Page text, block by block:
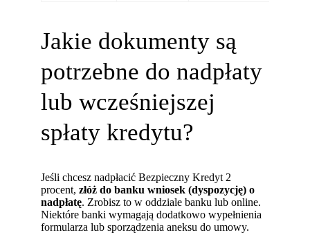
Jakie dokumenty są
potrzebne do nadpłaty
lub wcześniejszej
spłaty kredytu?
Jeśli chcesz nadpłacić Bezpieczny Kredyt 2
procent,złóż do banku wniosek (dyspozycję) o
nadpłatę. Zrobisz to w oddziale banku lub online.
Niektóre banki wymagają dodatkowo wypełnienia
formularza lub sporządzenia aneksu do umowy.